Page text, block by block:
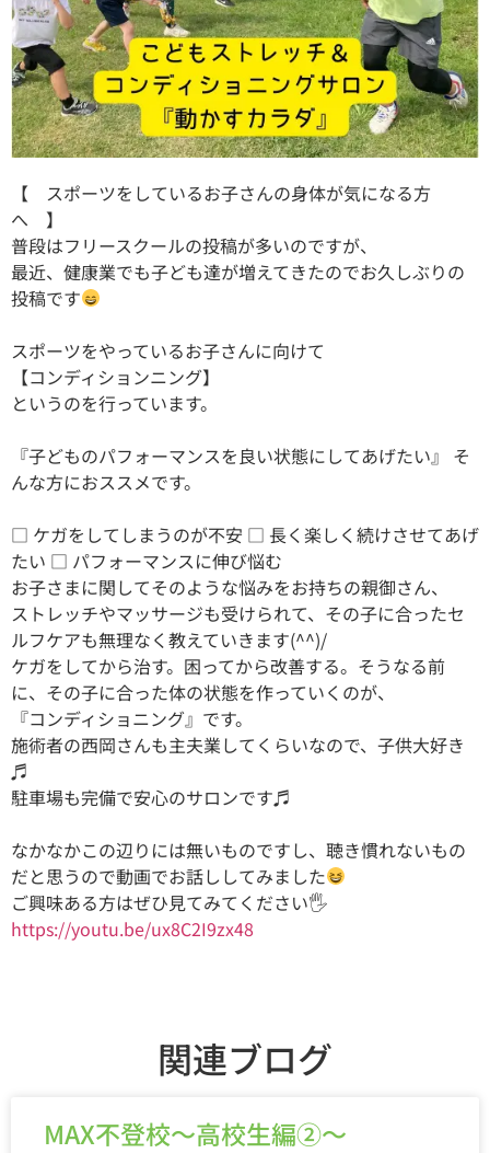
【 スポーツをしているお子さんの身体が気になる方
へ 】
普段はフリースクールの投稿が多いのですが、
最近、健康業でも子ども達が増えてきたのでお久しぶりの
投稿です
スポーツをやっているお子さんに向けて
【コンディションニング】
というのを行っています。
『子どものパフォーマンスを良い状態にしてあげたい』 そ
んな方におススメです。
□ ケガをしてしまうのが不安 □ 長く楽しく続けさせてあげ
たい □ パフォーマンスに伸び悩む
お子さまに関してそのような悩みをお持ちの親御さん、
ストレッチやマッサージも受けられて、その子に合ったセ
ルフケアも無理なく教えていきます(^^)/
ケガをしてから治す。困ってから改善する。そうなる前
に、その子に合った体の状態を作っていくのが、
『コンディショニング』です。
施術者の西岡さんも主夫業してくらいなので、子供大好き
♬
駐車場も完備で安心のサロンです♬
なかなかこの辺りには無いものですし、聴き慣れないもの
だと思うので動画でお話ししてみました
ご興味ある方はぜひ見てみてください🖐️
https://youtu.be/ux8C2I9zx48
関連ブログ
MAX不登校～高校生編②～